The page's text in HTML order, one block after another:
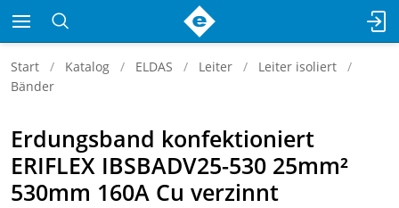
Start Katalog ELDAS Leiter
Leiter isoliert
Bänder
Erdungsband konfektioniert
ERIFLEX IBSBADV25-530 25mm²
530mm 160A Cu verzinnt